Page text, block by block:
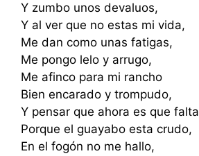
Y zumbo unos devaluos,
Y al ver que no estas mi vida,
Me dan como unas fatigas,
Me pongo lelo y arrugo,
Me afinco para mi rancho
Bien encarado y trompudo,
Y pensar que ahora es que falta
Porque el guayabo esta crudo,
En el fogón no me hallo,